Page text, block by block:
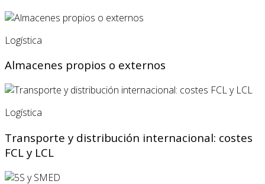
Logística
Almacenes propios o externos
Logística
Transporte y distribución internacional: costes
FCL y LCL